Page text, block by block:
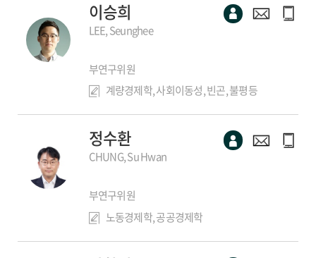
이승희
LEE, Seunghee
부연구위원
계량경제학, 사회이동성, 빈곤, 불평등
정수환
CHUNG, Su Hwan
부연구위원
노동경제학, 공공경제학